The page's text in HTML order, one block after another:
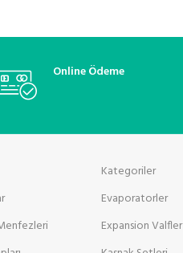
Online Ödeme
Kategoriler
Evaporatorler
Expansion Valfler